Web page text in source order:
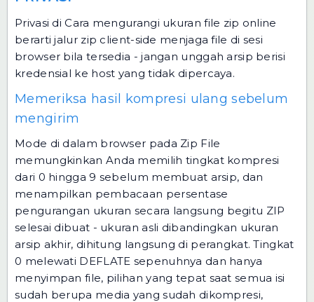
Privasi di Cara mengurangi ukuran file zip online
berarti jalur zip client-side menjaga file di sesi
browser bila tersedia - jangan unggah arsip berisi
kredensial ke host yang tidak dipercaya.
Memeriksa hasil kompresi ulang sebelum
mengirim
Mode di dalam browser pada Zip File
memungkinkan Anda memilih tingkat kompresi
dari 0 hingga 9 sebelum membuat arsip, dan
menampilkan pembacaan persentase
pengurangan ukuran secara langsung begitu ZIP
selesai dibuat - ukuran asli dibandingkan ukuran
arsip akhir, dihitung langsung di perangkat. Tingkat
0 melewati DEFLATE sepenuhnya dan hanya
menyimpan file, pilihan yang tepat saat semua isi
sudah berupa media yang sudah dikompresi,